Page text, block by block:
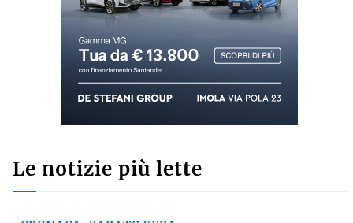
Commenti recenti